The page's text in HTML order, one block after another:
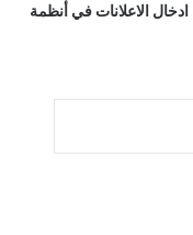
الاعلانات في أنظمة